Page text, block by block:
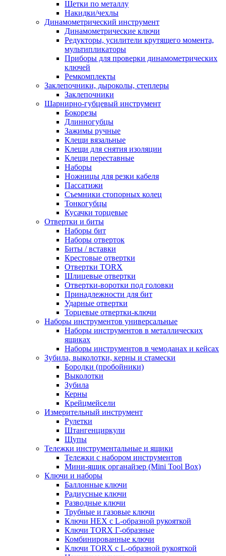
Щетки по металлу
Накидки/чехлы
Динамометрический инструмент
Динамометрические ключи
Редукторы, усилители крутящего момента,
мультипликаторы
Приборы для проверки динамометрических
ключей
Ремкомплекты
Заклепочники, дыроколы, степлеры
Заклепочники
Шарнирно-губцевый инструмент
Бокорезы
Длинногубцы
Зажимы ручные
Клещи вязальные
Клещи для снятия изоляции
Клещи переставные
Наборы
Ножницы для резки кабеля
Пассатижи
Съемники стопорных колец
Тонкогубцы
Кусачки торцевые
Отвертки и биты
Наборы бит
Наборы отверток
Биты / вставки
Крестовые отвертки
Отвертки TORX
Шлицевые отвертки
Отвертки-воротки под головки
Принадлежности для бит
Ударные отвертки
Торцевые отвертки-ключи
Наборы инструментов универсальные
Наборы инструментов в металлических
ящиках
Наборы инструментов в чемоданах и кейсах
Зубила, выколотки, керны и стамески
Бородки (пробойники)
Выколотки
Зубила
Керны
Крейцмейсели
Измерительный инструмент
Рулетки
Штангенциркули
Щупы
Тележки инструментальные и ящики
Тележки с набором инструментов
Мини-ящик органайзер (Mini Tool Box)
Ключи и наборы
Баллонные ключи
Радиусные ключи
Разводные ключи
Трубные и газовые ключи
Ключи HEX с L-образной рукояткой
Ключи TORX Г-образные
Комбинированные ключи
Ключи TORX с L-образной рукояткой